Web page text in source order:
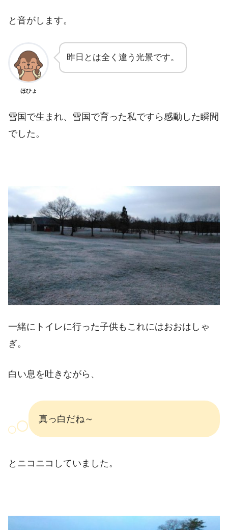
と音がします。
ほひょ
昨日とは全く違う光景です。
雪国で生まれ、雪国で育った私ですら感動した瞬間
でした。
一緒にトイレに行った子供もこれにはおおはしゃ
ぎ。
白い息を吐きながら、
真っ白だね～
とニコニコしていました。